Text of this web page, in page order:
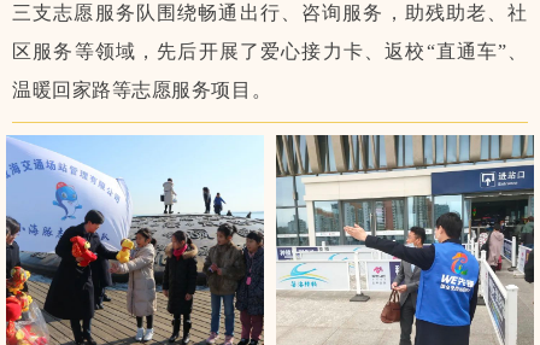
三支志愿服务队围绕畅通出行、咨询服务，助残助老、社
区服务等领域，先后开展了爱心接力卡、返校“直通车”、
温暖回家路等志愿服务项目。